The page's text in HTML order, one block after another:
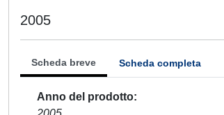
2005
Scheda breve Scheda completa
Anno del prodotto